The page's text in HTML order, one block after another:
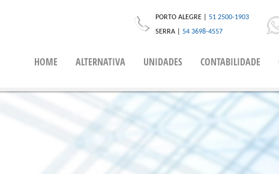
PORTO ALEGRE | 51 2500-1903
SERRA | 54 3698-4557
HOME ALTERNATIVA UNIDADES CONTABILIDADE